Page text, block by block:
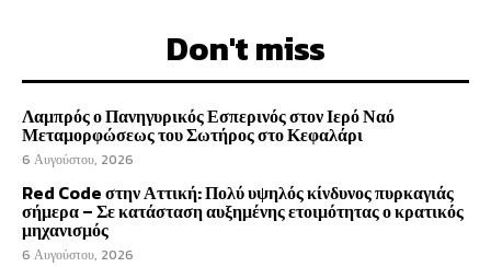
Don't miss
Λαμπρός ο Πανηγυρικός Εσπερινός στον Ιερό Ναό
Μεταμορφώσεως του Σωτήρος στο Κεφαλάρι
6 Αυγούστου, 2026
Red Code στην Αττική: Πολύ υψηλός κίνδυνος πυρκαγιάς
σήμερα – Σε κατάσταση αυξημένης ετοιμότητας ο κρατικός
μηχανισμός
6 Αυγούστου, 2026